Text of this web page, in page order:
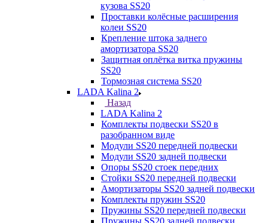
кузова SS20
Проставки колёсные расширения
колеи SS20
Крепление штока заднего
амортизатора SS20
Защитная оплётка витка пружины
SS20
Тормозная система SS20
LADA Kalina 2
Назад
LADA Kalina 2
Комплекты подвески SS20 в
разобранном виде
Модули SS20 передней подвески
Модули SS20 задней подвески
Опоры SS20 стоек передних
Стойки SS20 передней подвески
Амортизаторы SS20 задней подвески
Комплекты пружин SS20
Пружины SS20 передней подвески
Пружины SS20 задней подвески